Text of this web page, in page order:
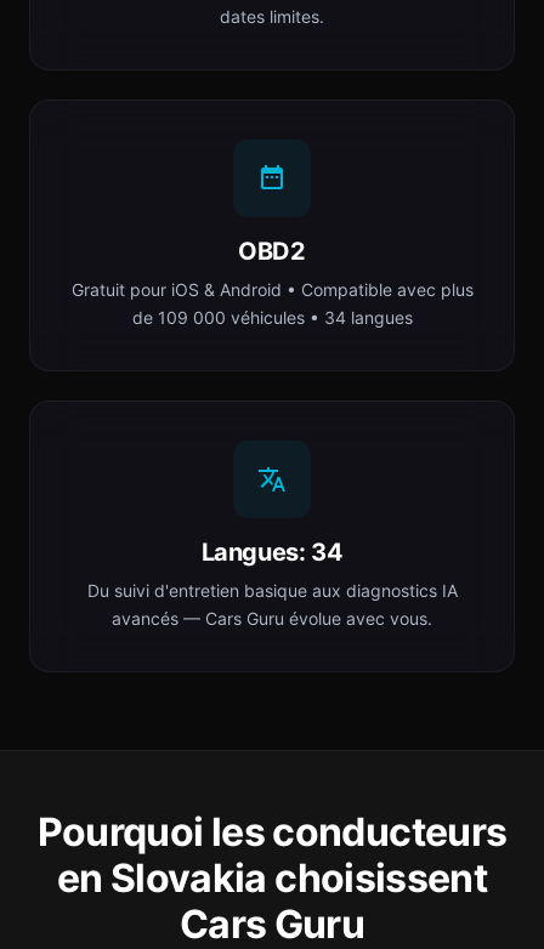
dates limites.
OBD2
Gratuit pour iOS & Android • Compatible avec plus
de 109 000 véhicules • 34 langues
Langues: 34
Du suivi d'entretien basique aux diagnostics IA
avancés — Cars Guru évolue avec vous.
Pourquoi les conducteurs
en Slovakia choisissent
Cars Guru